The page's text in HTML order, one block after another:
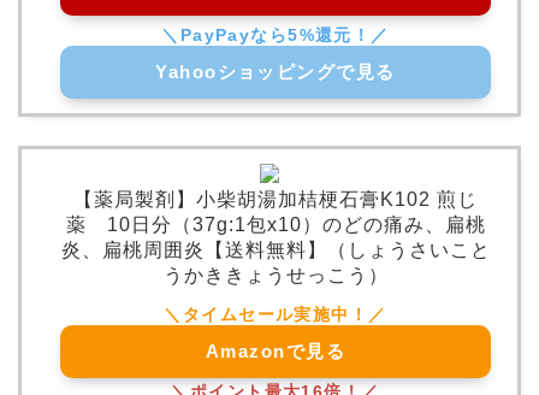
Yahooショッピングで見る
【薬局製剤】小柴胡湯加桔梗石膏K102 煎じ
薬 10日分（37g:1包x10）のどの痛み、扁桃
炎、扁桃周囲炎【送料無料】（しょうさいこと
うかききょうせっこう）
Amazonで見る